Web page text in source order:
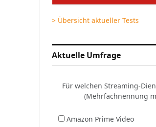
> Übersicht aktueller Tests
Aktuelle Umfrage
Für welchen Streaming-
(Mehrfachnennung
Amazon Prime Video